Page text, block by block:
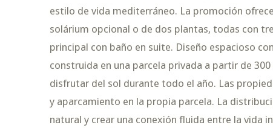
estilo de vida mediterráneo. La promoción
solárium opcional o de dos plantas, todas con
principal con baño en suite. Diseño espacioso
construida en una parcela privada a partir de
disfrutar del sol durante todo el año. Las
y aparcamiento en la propia parcela. La
natural y crear una conexión fluida entre la vida